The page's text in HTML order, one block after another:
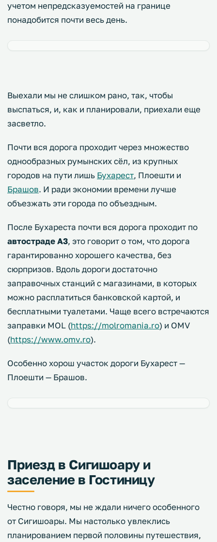
учетом непредсказуемостей на границе
понадобится почти весь день.
Выехали мы не слишком рано, так, чтобы
выспаться, и, как и планировали, приехали еще
засветло.
Почти вся дорога проходит через множество
однообразных румынских сёл, из крупных
городов на пути лишь Бухарест, Плоешти и
Брашов. И ради экономии времени лучше
объезжать эти города по объездным.
После Бухареста почти вся дорога проходит по
автостраде А3, это говорит о том, что дорога
гарантированно хорошего качества, без
сюрпризов. Вдоль дороги достаточно
заправочных станций с магазинами, в которых
можно расплатиться банковской картой, и
бесплатными туалетами. Чаще всего встречаются
заправки MOL (https://molromania.ro) и OMV
(https://www.omv.ro).
Особенно хорош участок дороги Бухарест —
Плоешти — Брашов.
Приезд в Сигишоару и
заселение в Гостиницу
Честно говоря, мы не ждали ничего особенного
от Сигишоары. Мы настолько увлеклись
планированием первой половины путешествия,